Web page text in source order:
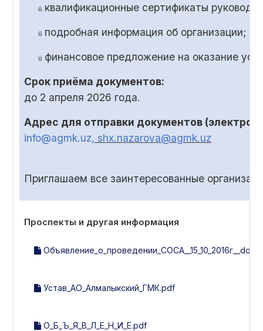
ü квалификационные сертификаты
ü подробная информация об организации;
ü финансовое предложение на оказание
Срок приёма документов:
до 2 апреля 2026 года.
Адрес для отправки документов
info@agmk.uz, shx.nazarova@agmk.uz
Приглашаем все заинтересованные
Проспекты и другая информация
Устав_АО_Алмалыкский_ГМК.pdf
О_Б_Ъ_Я_В_Л_Е_Н_И_Е.pdf